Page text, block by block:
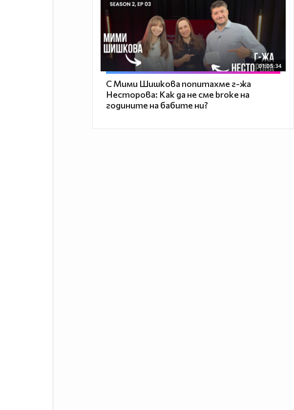
01:05:34
С Мими Шишкова попитахме г-жа
Несторова: Как да не сме broke на
годините на бабите ни?